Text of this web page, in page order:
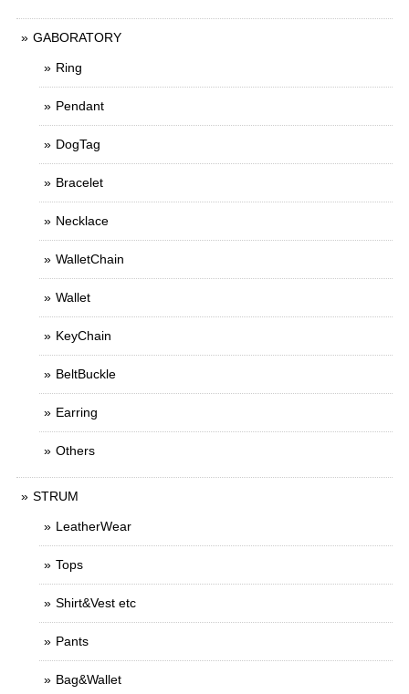
GABORATORY
Ring
Pendant
DogTag
Bracelet
Necklace
WalletChain
Wallet
KeyChain
BeltBuckle
Earring
Others
STRUM
LeatherWear
Tops
Shirt&Vest etc
Pants
Bag&Wallet